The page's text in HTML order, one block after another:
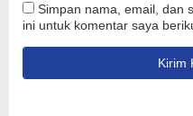
Simpan nama, email, dan
ini untuk komentar saya